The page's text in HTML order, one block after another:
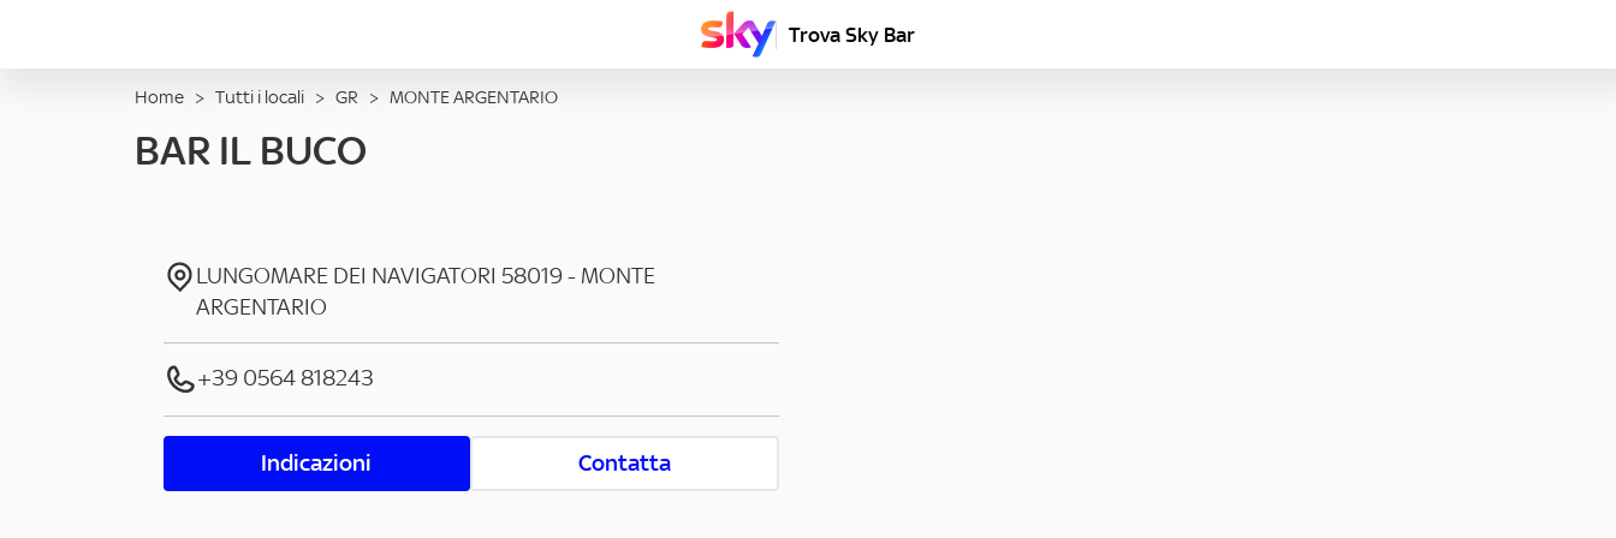
Trova Sky Bar
Home > Tutti i locali > GR > MONTE ARGENTARIO
BAR IL BUCO
LUNGOMARE DEI NAVIGATORI 58019- MONTE
ARGENTARIO
+39 0564 818243
Indicazioni Contatta